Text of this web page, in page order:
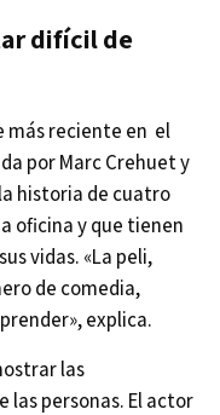
difícil de
más reciente en el
por Marc Crehuet y
historia de cuatro
oficina y que tienen
vidas. «La peli,
de comedia,
explica.
las
las personas. El actor